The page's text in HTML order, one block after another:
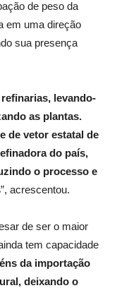
de peso da
em uma direção
sua presença
levando-
as plantas.
de vetor estatal de
do país,
o processo e
”, acrescentou.
de ser o maior
tem capacidade
da importação
deixando o